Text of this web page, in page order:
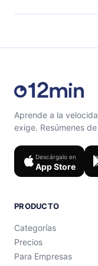
Siéntete libre de
Aprende a la
exige. Resúmenes
Descárgalo en
App Store
PRODUCTO
Categorías
Precios
Para Empresas